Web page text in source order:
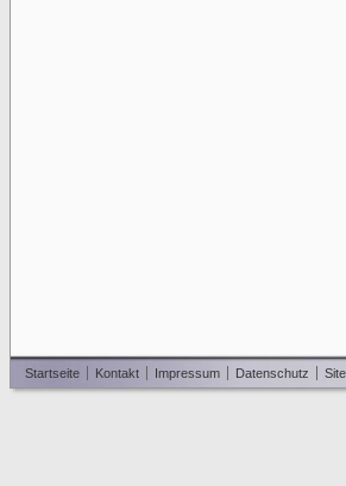
Startseite Kontakt Impressum Datenschutz